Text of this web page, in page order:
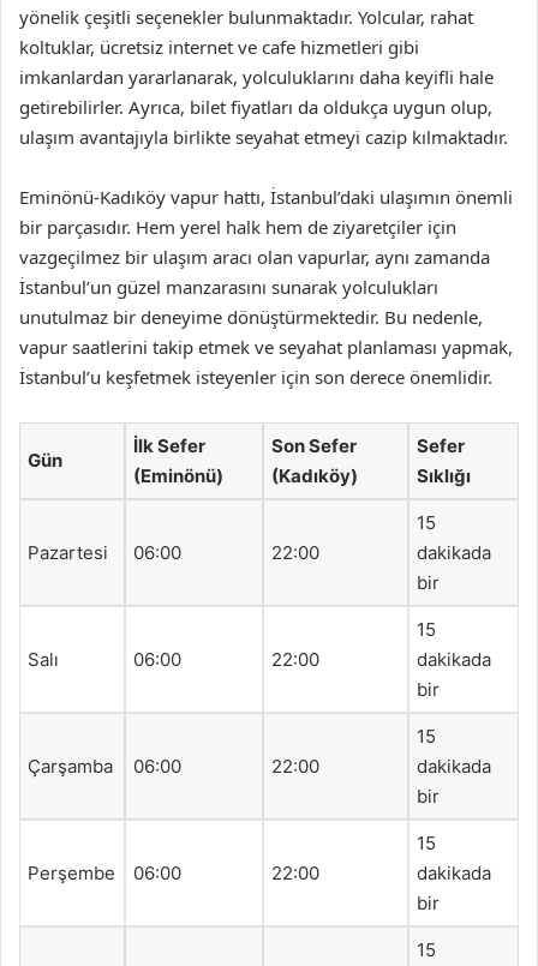
yönelik çeşitli seçenekler bulunmaktadır. Yolcular, rahat
koltuklar, ücretsiz internet ve cafe hizmetleri gibi
imkanlardan yararlanarak, yolculuklarını daha keyifli hale
getirebilirler. Ayrıca, bilet fiyatları da oldukça uygun olup,
ulaşım avantajıyla birlikte seyahat etmeyi cazip kılmaktadır.
Eminönü-Kadıköy vapur hattı, İstanbul’daki ulaşımın önemli
bir parçasıdır. Hem yerel halk hem de ziyaretçiler için
vazgeçilmez bir ulaşım aracı olan vapurlar, aynı zamanda
İstanbul’un güzel manzarasını sunarak yolculukları
unutulmaz bir deneyime dönüştürmektedir. Bu nedenle,
vapur saatlerini takip etmek ve seyahat planlaması yapmak,
İstanbul’u keşfetmek isteyenler için son derece önemlidir.
Gün
İlk Sefer
(Eminönü)
Son Sefer
(Kadıköy)
Sefer
Sıklığı
Pazartesi 06:00 22:00
15
dakikada
bir
Salı 06:00 22:00
15
dakikada
bir
Çarşamba 06:00 22:00
15
dakikada
bir
Perşembe 06:00 22:00
15
dakikada
bir
15